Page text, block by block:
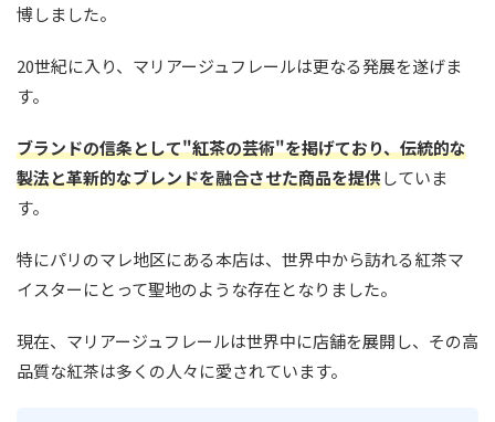
博しました。
20世紀に入り、マリアージュフレールは更なる発展を遂げま
す。
ブランドの信条として"紅茶の芸術"を掲げており、伝統的な
製法と革新的なブレンドを融合させた商品を提供していま
す。
特にパリのマレ地区にある本店は、世界中から訪れる紅茶マ
イスターにとって聖地のような存在となりました。
現在、マリアージュフレールは世界中に店舗を展開し、その高
品質な紅茶は多くの人々に愛されています。